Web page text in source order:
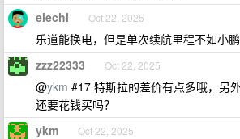
elechi Oct 22, 2025
乐道能换电，但是单次续航里程不如小
zzz22333 Oct 22, 2025
@ykm #17 特斯拉的差价有点多哦，另
还要花钱买吗？
ykm Oct 22, 2025